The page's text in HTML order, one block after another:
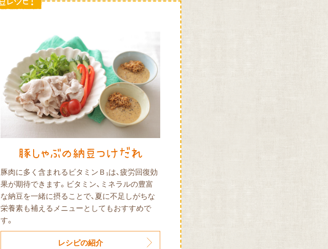
豚肉に多く含まれるビタミンＢ₁は、疲労回復効
果が期待できます。ビタミン、ミネラルの豊富
な納豆を一緒に摂ることで、夏に不足しがちな
栄養素も補えるメニューとしてもおすすめで
す。
レシピの紹介